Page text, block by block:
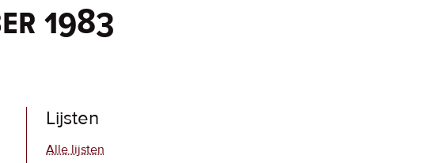
1983
Lijsten
Alle lijsten